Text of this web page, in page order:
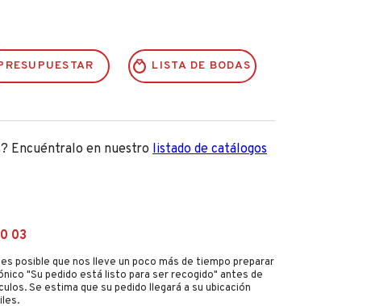
LISTA DE BODAS
Encuéntralo en nuestro listado de catálogos
03
posible que nos lleve un poco más de tiempo preparar
"Su pedido está listo para ser recogido" antes de
Se estima que su pedido llegará a su ubicación